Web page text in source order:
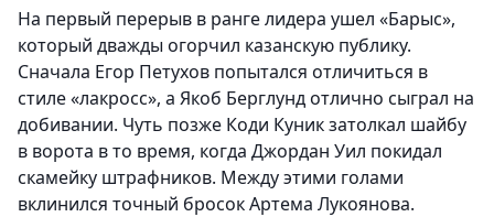
На первый перерыв в ранге лидера ушел «Барыс»,
который дважды огорчил казанскую публику.
Сначала Егор Петухов попытался отличиться в
стиле «лакросс», а Якоб Берглунд отлично сыграл на
добивании. Чуть позже Коди Куник затолкал шайбу
в ворота в то время, когда Джордан Уил покидал
скамейку штрафников. Между этими голами
вклинился точный бросок Артема Лукоянова.